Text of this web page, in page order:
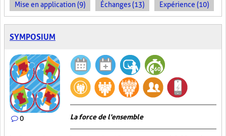
Mise en application (9) Échanges (13) Expérience (10)
SYMPOSIUM
0 La force de l'ensemble